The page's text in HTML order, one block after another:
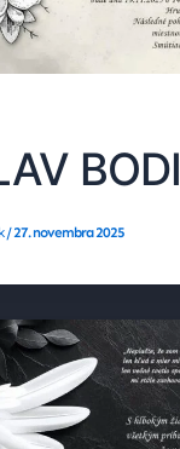
BODI
/27. novembra 2025